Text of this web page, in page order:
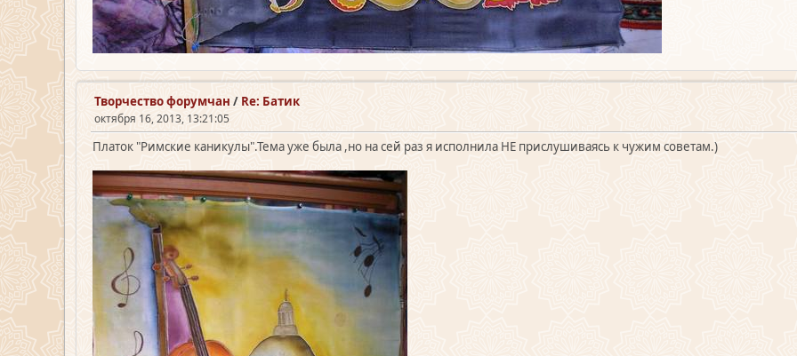
Творчество форумчан / Re: Батик
октября 16, 2013, 13:21:05
Платок "Римские каникулы".Тема уже была ,но на сей раз я исполнила НЕ прислушиваясь к чужим советам.)